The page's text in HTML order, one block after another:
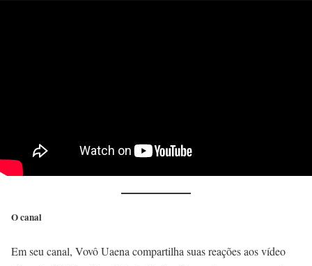
O canal
Em seu canal, Vovô Uaena compartilha suas reações aos vídeo